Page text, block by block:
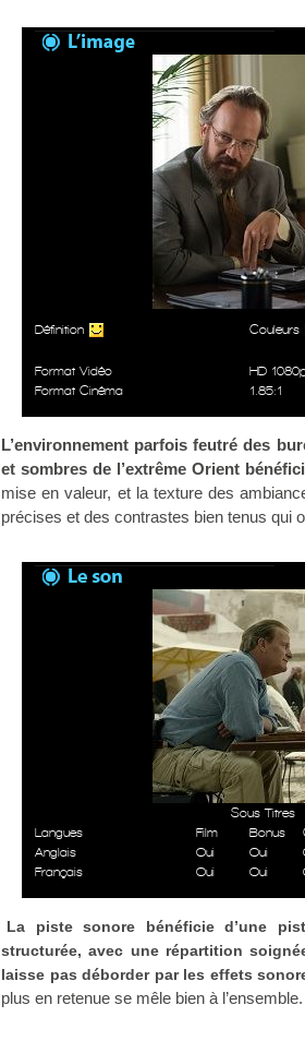
Définition Couleurs
Format Vidéo
HD
Format Cinéma
1.85:1
L’environnement parfois feutré des
et sombres de l’extrême Orient
mise en valeur, et la texture des
précises et des contrastes bien tenus qui
Sous Titres
Langues
Film Bonus
Anglais
Oui Oui
Français
Oui Oui
La piste sonore bénéficie d’une
structurée, avec une répartition
laisse pas déborder par les effets
plus en retenue se mêle bien à l’ensemble.